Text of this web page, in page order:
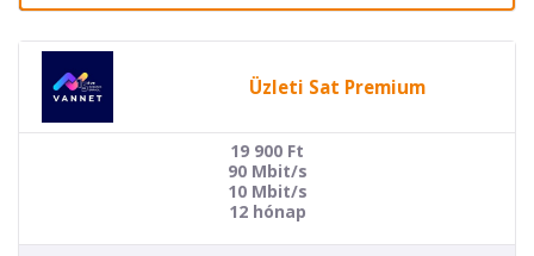
Üzleti Sat Premium
19 900 Ft
90 Mbit/s
10 Mbit/s
12 hónap